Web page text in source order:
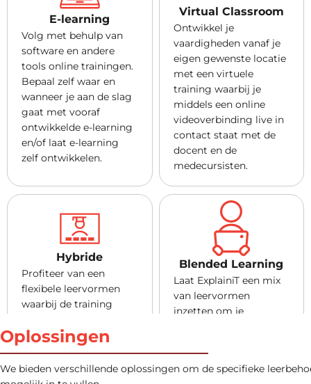
E-learning
Volg met behulp van
software en andere
tools online trainingen.
Bepaal zelf waar en
wanneer je aan de slag
gaat met vooraf
ontwikkelde e-learning
en/of laat e-learning
zelf ontwikkelen.
Virtual Classroom
Ontwikkel je
vaardigheden vanaf je
eigen gewenste locatie
met een virtuele
training waarbij je
middels een online
videoverbinding live in
contact staat met de
docent en de
medecursisten.
Hybride
Profiteer van een
flexibele leervormen
waarbij de training
volgen is, maar
cursisten ook vanaf hun
eigen gewenste locatie
virtueel kunnen
Blended Learning
Laat ExplainiT een mix
van leervormen
inzetten om je
Profiteer bijvoorbeeld
van een combinatie van
Oplossingen
We bieden verschillende oplossingen om de specifieke